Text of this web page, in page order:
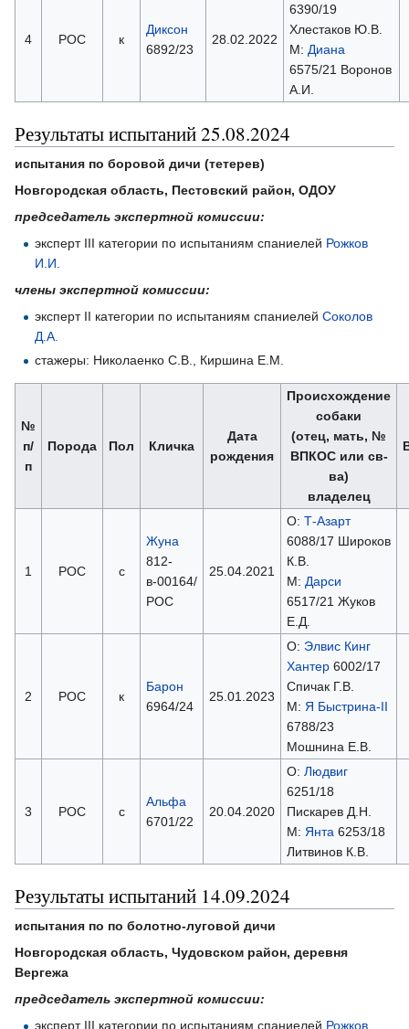
4 РОС к
Диксон
6892/23
28.02.2022
6390/19
Хлестаков Ю.В.
М: Диана
6575/21 Воронов
А.И.
Результаты испытаний 25.08.2024
испытания по боровой дичи (тетерев)
Новгородская область, Пестовский район, ОДОУ
председатель экспертной комиссии:
эксперт III категории по испытаниям спаниелей Рожков
И.И.
члены экспертной комиссии:
эксперт II категории по испытаниям спаниелейСоколов
Д.А.
стажеры: Николаенко С.В., Киршина Е.М.
№
п/
п
Порода Пол Кличка
Дата
рождения
Происхождение
собаки
(отец, мать, №
ВПКОС или св-
ва)
владелец
1 РОС с
Жуна
812-
в-00164/
РОС
25.04.2021
О: Т-Азарт
6088/17 Широков
К.В.
М: Дарси
6517/21 Жуков
Е.Д.
2 РОС к
Барон
6964/24
25.01.2023
О: Элвис Кинг
Хантер6002/17
Спичак Г.В.
М: Я Быстрина-II
6788/23
Мошнина Е.В.
3 РОС с
Альфа
6701/22
20.04.2020
О: Людвиг
6251/18
Пискарев Д.Н.
М: Янта 6253/18
Литвинов К.В.
Результаты испытаний 14.09.2024
испытания по по болотно-луговой дичи
Новгородская область, Чудовском район, деревня
Вергежа
председатель экспертной комиссии:
эксперт III категории по испытаниям спаниелей Рожков